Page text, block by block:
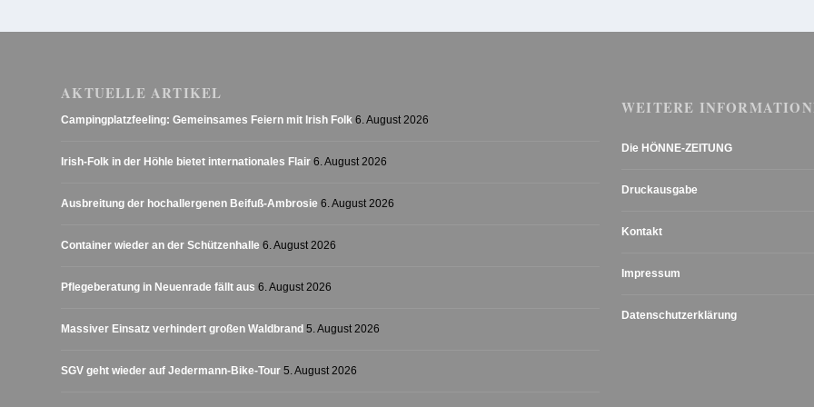
AKTUELLE ARTIKEL
Campingplatzfeeling: Gemeinsames Feiern mit Irish Folk 6. August 2026
Irish-Folk in der Höhle bietet internationales Flair 6. August 2026
Ausbreitung der hochallergenen Beifuß-Ambrosie 6. August 2026
Container wieder an der Schützenhalle 6. August 2026
Pflegeberatung in Neuenrade fällt aus 6. August 2026
Massiver Einsatz verhindert großen Waldbrand 5. August 2026
SGV geht wieder auf Jedermann-Bike-Tour 5. August 2026
WEITERE
Die HÖNNE-ZEITUNG
Druckausgabe
Kontakt
Impressum
Datenschutzerklärung